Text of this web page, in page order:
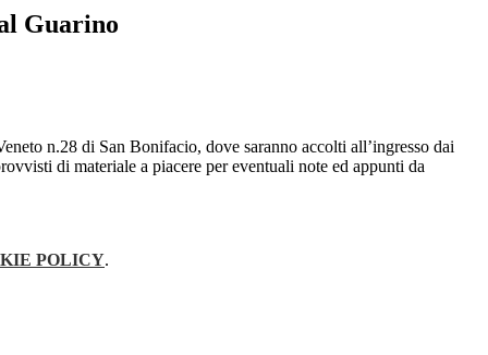
Guarino
n.28 di San Bonifacio, dove saranno accolti all’ingresso dai
di materiale a piacere per eventuali note ed appunti da
POLICY.